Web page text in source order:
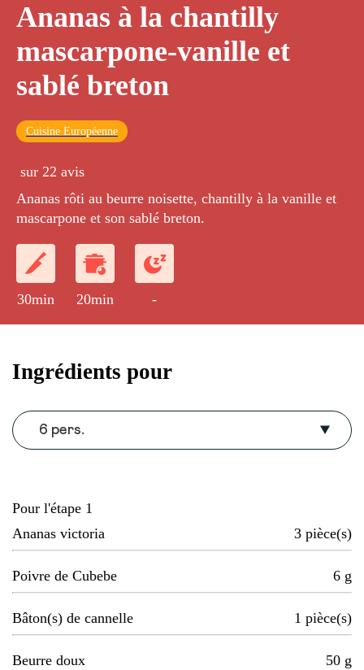
Ananas à la chantilly
mascarpone-vanille et
sablé breton
Cuisine Européenne
sur 22 avis
Ananas rôti au beurre noisette, chantilly à la vanille et
mascarpone et son sablé breton.
30min 20min -
Ingrédients pour
6 pers.
Pour l'étape 1
Ananas victoria
3 pièce(s)
Poivre de Cubebe 6 g
Bâton(s) de cannelle 1 pièce(s)
Beurre doux 50 g